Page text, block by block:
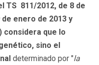
TS 811/2012, de 8 de
enero de 2013 y
considera que lo
sino el
determinado por "la